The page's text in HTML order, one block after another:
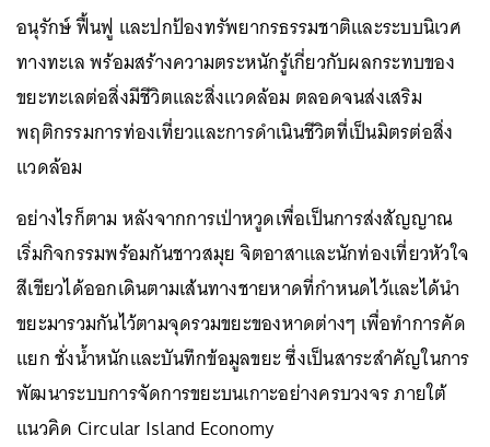
อนุรักษ์ ฟื้นฟู และปกป้องทรัพยากรธรรมชาติและระบบนิเวศ
ทางทะเล พร้อมสร้างความตระหนักรู้เกี่ยวกับผลกระทบของ
ขยะทะเลต่อสิ่งมีชีวิตและสิ่งแวดล้อม ตลอดจนส่งเสริม
พฤติกรรมการท่องเที่ยวและการดำเนินชีวิตที่เป็นมิตรต่อสิ่ง
แวดล้อม
อย่างไรก็ตาม หลังจากการเป่าหวูดเพื่อเป็นการส่งสัญญาณ
เริ่มกิจกรรมพร้อมกันชาวสมุย จิตอาสาและนักท่องเที่ยวหัวใจ
สีเขียวได้ออกเดินตามเส้นทางชายหาดที่กำหนดไว้และได้นำ
ขยะมารวมกันไว้ตามจุดรวมขยะของหาดต่างๆ เพื่อทำการคัด
แยก ชั่งน้ำหนักและบันทึกข้อมูลขยะ ซึ่งเป็นสาระสำคัญในการ
พัฒนาระบบการจัดการขยะบนเกาะอย่างครบวงจร ภายใต้
แนวคิด Circular Island Economy